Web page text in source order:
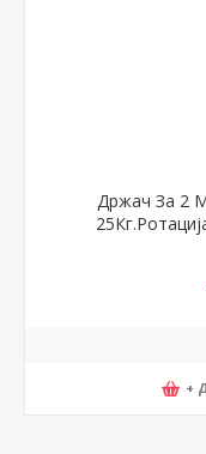
Држач За 2
+